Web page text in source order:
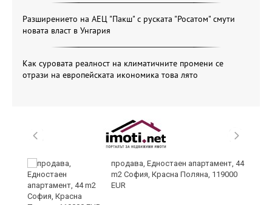
Разширението на АЕЦ "Пакш" с руската "Росатом" смути
новата власт в Унгария
Как суровата реалност на климатичните промени се
отрази на европейската икономика това лято
продава, Едностаен апартамент, 44
m2 София, Красна Поляна, 119000
EUR